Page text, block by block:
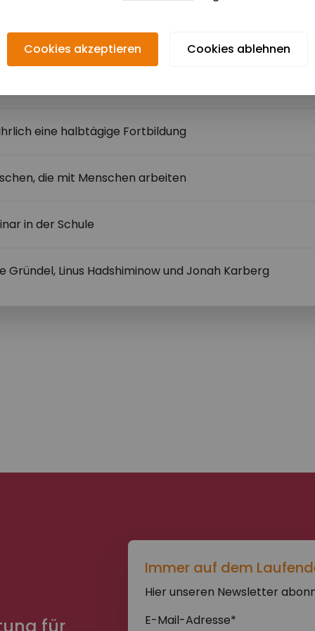
gezielt zu unterstützen.
eine halbtägige Fortbildung
die mit Menschen arbeiten
in der Schule
Gründel, Linus Hadshiminow und Jonah Karberg
Cookies akzeptieren Cookies ablehnen
für
Immer auf dem
Hier unseren Newsletter
E-Mail-Adresse*